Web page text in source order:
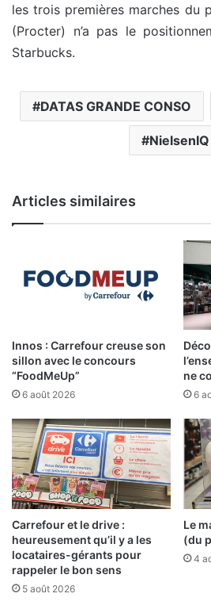
les trois premières marches du
(Procter) n’a pas le
Starbucks.
DATAS GRANDE CONSO
NielsenIQ
Articles similaires
Innos : Carrefour creuse son
sillon avec le concours
“FoodMeUp”
6 août 2026
ne
6
Carrefour et le drive :
heureusement qu’il y a les
locataires-gérants pour
rappeler le bon sens
5 août 2026
Le
(du
4